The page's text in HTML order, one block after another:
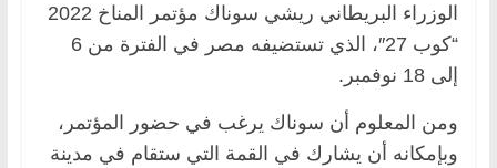
الوزراء البريطاني ريشي سوناك مؤتمر المناخ 2022
“كوب 27″، الذي تستضيفه مصر في الفترة من 6
إلى 18 نوفمبر.
ومن المعلوم أن سوناك يرغب في حضور المؤتمر،
وبإمكانه أن يشارك في القمة التي ستقام في مدينة